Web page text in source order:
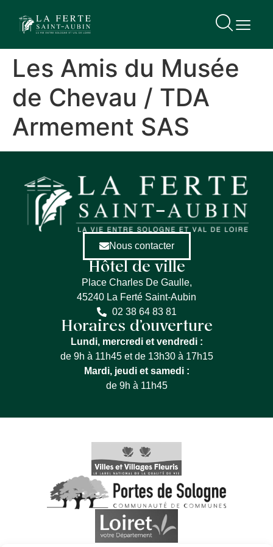
principal
Les Amis du Musée
de Chevau / TDA
Armement SAS
Nous contacter
Hôtel de ville
Place Charles De Gaulle,
45240 La Ferté Saint-Aubin
02 38 64 83 81
Horaires d’ouverture
Lundi, mercredi et vendredi :
de 9h à 11h45 et de 13h30 à 17h15
Mardi, jeudi et samedi :
de 9h à 11h45